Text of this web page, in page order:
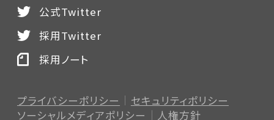
プライバシーポリシー
セキュリティポリシー
ソーシャルメディアポリシー
人権方針
公式Twitter
採用Twitter
採用ノート